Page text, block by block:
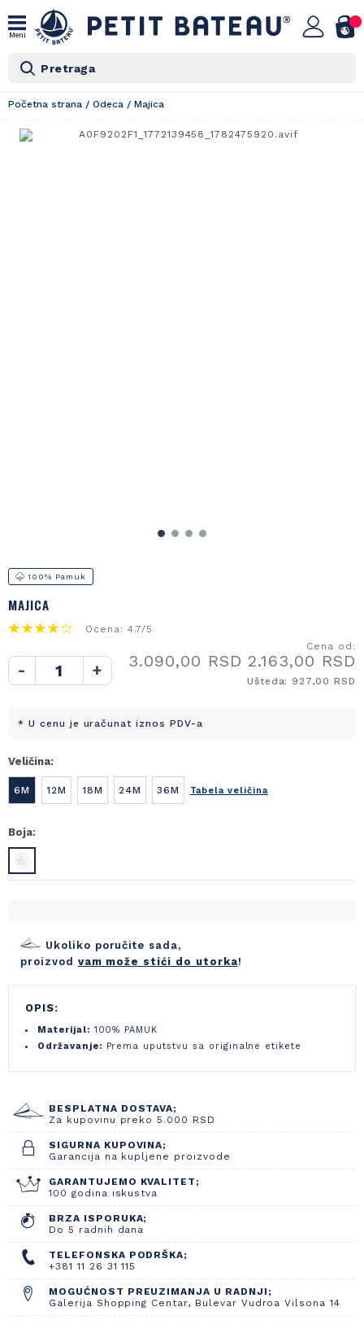
Meni
Pretraga
Početna strana / Odeca / Majica
100% Pamuk
MAJICA
Ocena: 4.7/5
- +
Cena od:
3.090,00 RSD2.163,00 RSD
Ušteda: 927,00 RSD
* U cenu je uračunat iznos PDV-a
Veličina:
6M 12M 18M 24M 36M Tabela veličina
Boja:
Ukoliko poručite sada,
proizvod vam može stići do utorka!
OPIS:
Materijal: 100% PAMUK
Održavanje: Prema uputstvu sa originalne etikete
BESPLATNA DOSTAVA;
Za kupovinu preko 5.000 RSD
SIGURNA KUPOVINA;
Garancija na kupljene proizvode
GARANTUJEMO KVALITET;
100 godina iskustva
BRZA ISPORUKA;
Do 5 radnih dana
TELEFONSKA PODRŠKA;
+381 11 26 31 115
MOGUĆNOST PREUZIMANJA U RADNJI;
Galerija Shopping Centar, Bulevar Vudroa Vilsona 14